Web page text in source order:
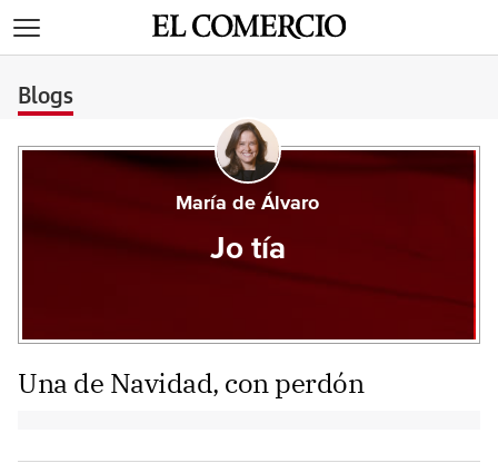
Blogs
María de Álvaro
Jo tía
Una de Navidad, con perdón